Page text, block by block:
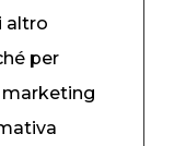
altro
per